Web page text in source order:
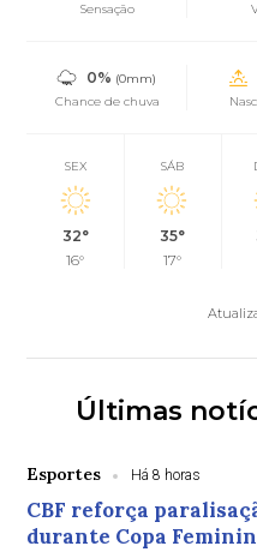
Sensação
0% (0mm)
Chance de chuva
SEX
32°
16°
SÁB
35°
17°
Últimas
Esportes Há 8 horas
CBF reforça
durante Copa